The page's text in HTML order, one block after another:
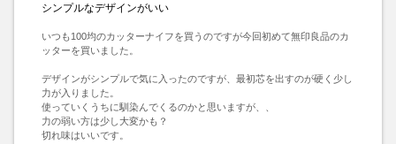
シンプルなデザインがいい
いつも100均のカッターナイフを買うのですが今回初めて無印良品のカ
ッターを買いました。
デザインがシンプルで気に入ったのですが、最初芯を出すのが硬く少し
力が入りました。
使っていくうちに馴染んでくるのかと思いますが、、
力の弱い方は少し大変かも？
切れ味はいいです。